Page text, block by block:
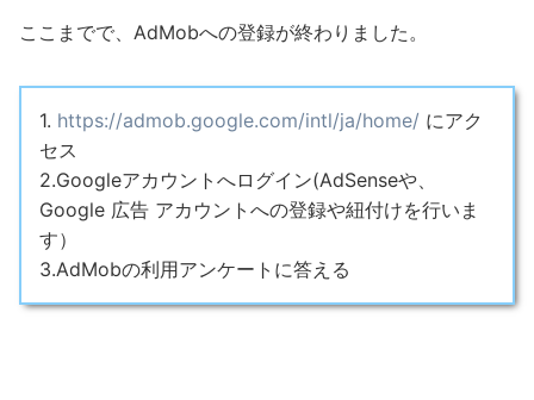
ここまでで、AdMobへの登録が終わりました。
1. https://admob.google.com/intl/ja/home/ にアク
セス
2.Googleアカウントへログイン(AdSenseや、
Google 広告 アカウントへの登録や紐付けを行いま
す）
3.AdMobの利用アンケートに答える